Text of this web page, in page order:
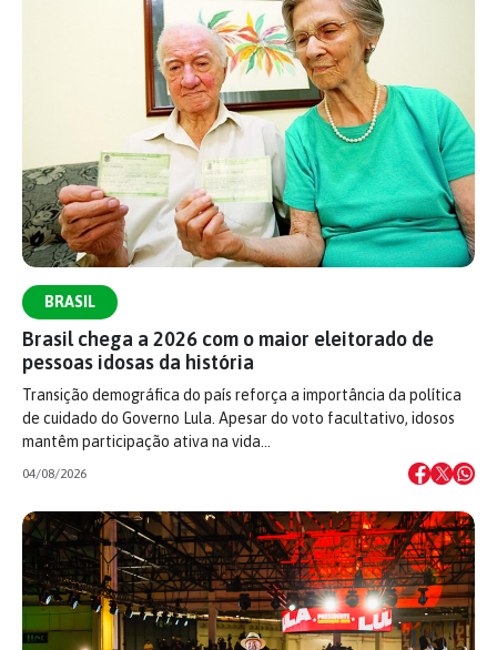
BRASIL
Brasil chega a 2026 com o maior eleitorado de
pessoas idosas da história
Transição demográfica do país reforça a importância da política
de cuidado do Governo Lula. Apesar do voto facultativo, idosos
mantêm participação ativa na vida…
04/08/2026